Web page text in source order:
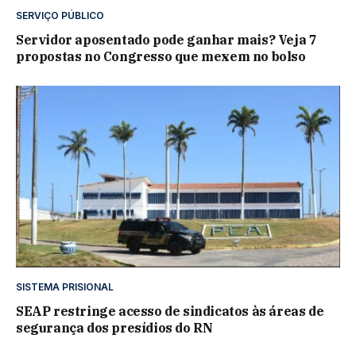
SERVIÇO PÚBLICO
Servidor aposentado pode ganhar mais? Veja 7
propostas no Congresso que mexem no bolso
SISTEMA PRISIONAL
SEAP restringe acesso de sindicatos às áreas de
segurança dos presídios do RN